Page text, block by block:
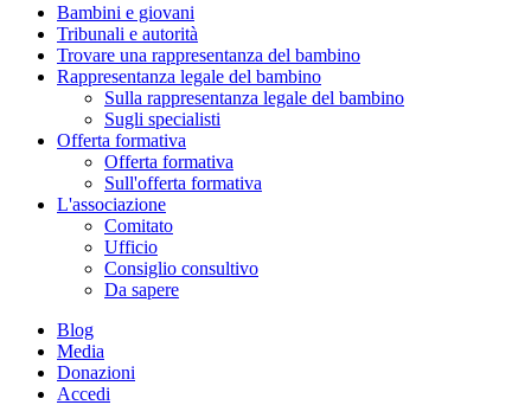
Bambini e giovani
Tribunali e autorità
Trovare una rappresentanza del bambino
Rappresentanza legale del bambino
Sulla rappresentanza legale del bambino
Sugli specialisti
Offerta formativa
Offerta formativa
Sull'offerta formativa
L'associazione
Comitato
Ufficio
Consiglio consultivo
Da sapere
Blog
Media
Donazioni
Accedi